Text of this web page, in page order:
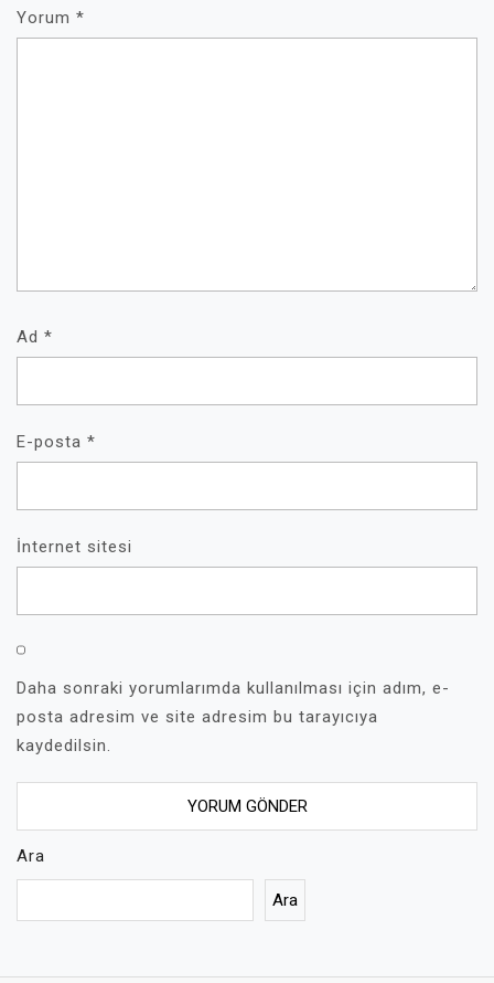
Yorum *
Ad *
E-posta *
İnternet sitesi
Daha sonraki yorumlarımda kullanılması için adım, e-
posta adresim ve site adresim bu tarayıcıya
kaydedilsin.
Ara
Ara